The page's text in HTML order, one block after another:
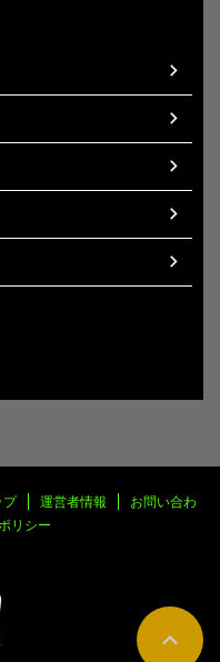
プ 運営者情報
お問い合わ
リシー